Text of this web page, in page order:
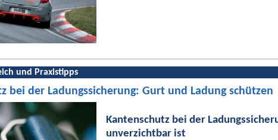
und Praxistipps
bei der Ladungssicherung: Gurt und Ladung schützen
Kantenschutz bei der
unverzichtbar ist